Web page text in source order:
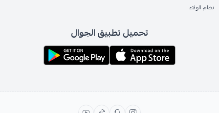
نظام الولاء
تحميل تطبيق الجوال